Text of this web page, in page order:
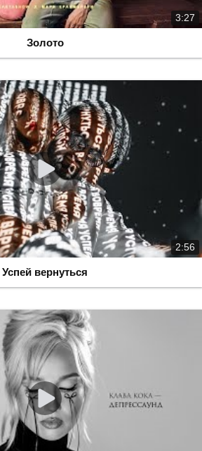
3:27
Золото
2:56
Успей вернуться